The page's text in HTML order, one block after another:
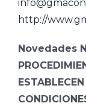
http://
Novedades